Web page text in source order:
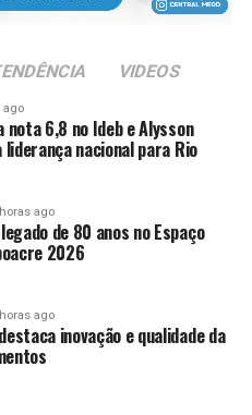
VIDEOS
ago
nota 6,8 no Ideb e Alysson
nacional para Rio
ago
de 80 anos no Espaço
2026
ago
inovação e qualidade da